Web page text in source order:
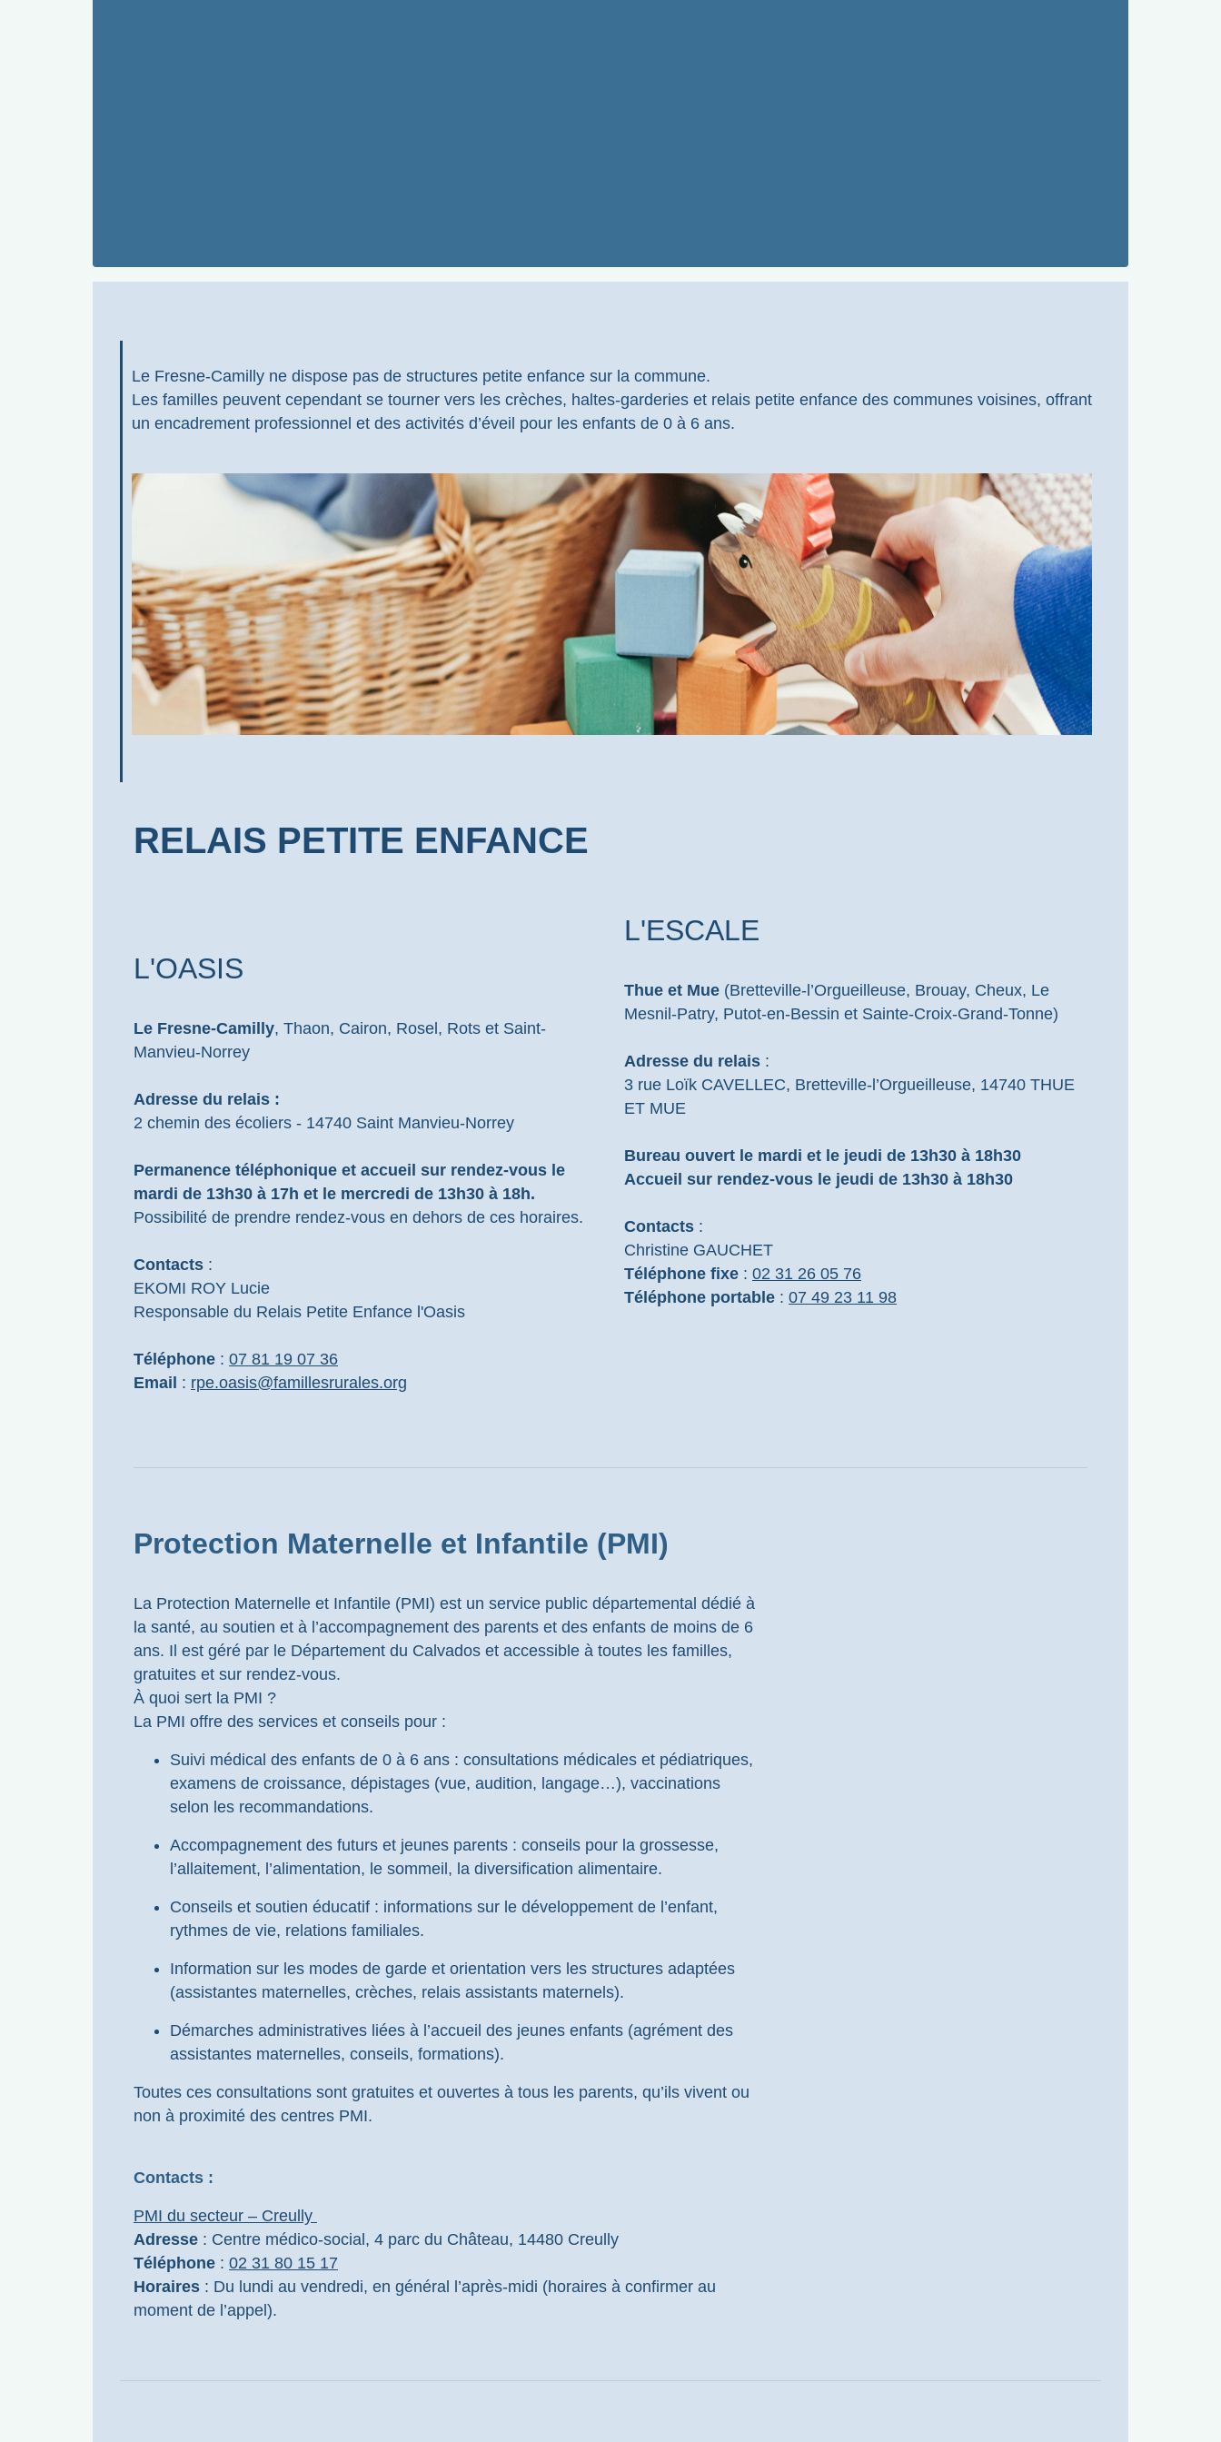
Le Fresne-Camilly ne dispose pas de structures petite enfance sur la commune.
Les familles peuvent cependant se tourner vers les crèches, haltes-garderies et relais petite enfance des communes voisines, offrant
un encadrement professionnel et des activités d’éveil pour les enfants de 0 à 6 ans.
RELAIS PETITE ENFANCE
L'OASIS
Le Fresne-Camilly, Thaon, Cairon, Rosel, Rots et Saint-
Manvieu-Norrey
Adresse du relais :
2 chemin des écoliers - 14740 Saint Manvieu-Norrey
Permanence téléphonique et accueil sur rendez-vous le
mardi de 13h30 à 17h et le mercredi de 13h30 à 18h.
Possibilité de prendre rendez-vous en dehors de ces horaires.
Contacts :
EKOMI ROY Lucie
Responsable du Relais Petite Enfance l'Oasis
Téléphone : 07 81 19 07 36
Email : rpe.oasis@famillesrurales.org
L'ESCALE
Thue et Mue (Bretteville-l’Orgueilleuse, Brouay, Cheux, Le
Mesnil-Patry, Putot-en-Bessin et Sainte-Croix-Grand-Tonne)
Adresse du relais :
3 rue Loïk CAVELLEC, Bretteville-l’Orgueilleuse, 14740 THUE
ET MUE
Bureau ouvert le mardi et le jeudi de 13h30 à 18h30
Accueil sur rendez-vous le jeudi de 13h30 à 18h30
Contacts :
Christine GAUCHET
Téléphone fixe : 02 31 26 05 76
Téléphone portable : 07 49 23 11 98
Protection Maternelle et Infantile (PMI)
La Protection Maternelle et Infantile (PMI) est un service public départemental dédié à
la santé, au soutien et à l’accompagnement des parents et des enfants de moins de 6
ans. Il est géré par le Département du Calvados et accessible à toutes les familles,
gratuites et sur rendez-vous.
À quoi sert la PMI ?
La PMI offre des services et conseils pour :
Suivi médical des enfants de 0 à 6 ans : consultations médicales et pédiatriques,
examens de croissance, dépistages (vue, audition, langage…), vaccinations
selon les recommandations.
Accompagnement des futurs et jeunes parents : conseils pour la grossesse,
l’allaitement, l’alimentation, le sommeil, la diversification alimentaire.
Conseils et soutien éducatif : informations sur le développement de l’enfant,
rythmes de vie, relations familiales.
Information sur les modes de garde et orientation vers les structures adaptées
(assistantes maternelles, crèches, relais assistants maternels).
Démarches administratives liées à l’accueil des jeunes enfants (agrément des
assistantes maternelles, conseils, formations).
Toutes ces consultations sont gratuites et ouvertes à tous les parents, qu’ils vivent ou
non à proximité des centres PMI.
Contacts :
PMI du secteur – Creully
Adresse : Centre médico-social, 4 parc du Château, 14480 Creully
Téléphone : 02 31 80 15 17
Horaires : Du lundi au vendredi, en général l’après-midi (horaires à confirmer au
moment de l’appel).